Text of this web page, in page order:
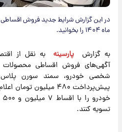
در این گزارش شرایط جدید فروش اقساطی
ماه ۱۴۰۴ را بخوانید.
به گزارش پارسینهبه نقل از
آگهی‌های فروش اقساطی محصولات
پیش‌پرداخت ۴۸۰ میلیون
تسویه کنند.